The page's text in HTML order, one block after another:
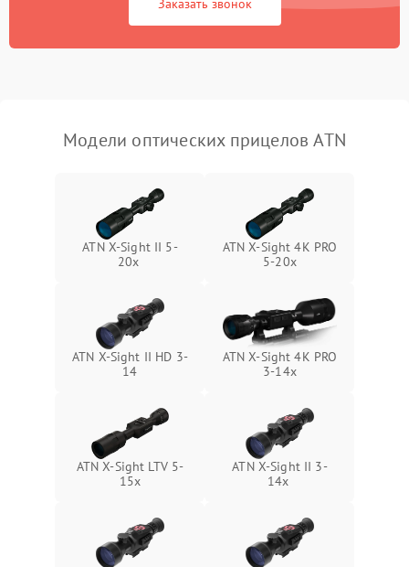
защиты от перегрева
Заказать звонок
Модели оптических прицелов ATN
ATN X-Sight II 5-
20x
ATN X-Sight 4K PRO
5-20x
ATN X-Sight II HD 3-
14
ATN X-Sight 4K PRO
3-14x
ATN X-Sight LTV 5-
15x
ATN X-Sight II 3-
14x